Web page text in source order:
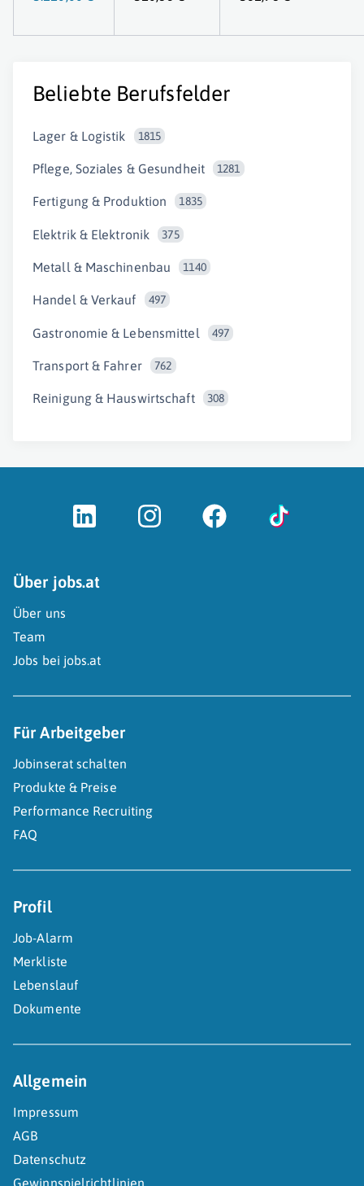
Beliebte Berufsfelder
Lager & Logistik 1815
Pflege, Soziales & Gesundheit 1281
Fertigung & Produktion 1835
Elektrik & Elektronik 375
Metall & Maschinenbau 1140
Handel & Verkauf 497
Gastronomie & Lebensmittel 497
Transport & Fahrer 762
Reinigung & Hauswirtschaft 308
Über jobs.at
Über uns
Team
Jobs bei jobs.at
Für Arbeitgeber
Jobinserat schalten
Produkte & Preise
Performance Recruiting
FAQ
Profil
Job-Alarm
Merkliste
Lebenslauf
Dokumente
Allgemein
Impressum
AGB
Datenschutz
Gewinnspielrichtlinien